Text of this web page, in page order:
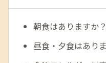
朝食はありますか？
昼食・夕食はあり